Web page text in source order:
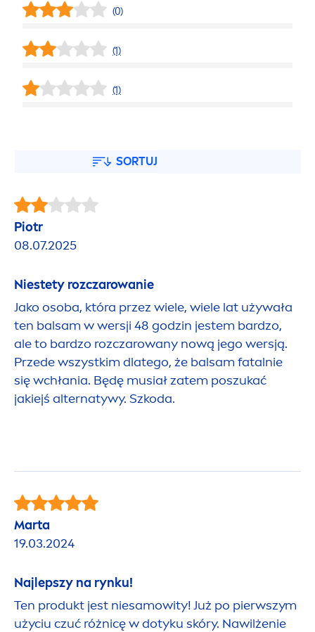
(0)
(1)
(1)
SORTUJ
Piotr
08.07.2025
Niestety rozczarowanie
Jako osoba, która przez wiele, wiele lat używała
ten balsam w wersji 48 godzin jestem bardzo,
ale to bardzo rozczarowany nową jego wersją.
Przede wszystkim dlatego, że balsam fatalnie
się wchłania. Będę musiał zatem poszukać
jakiejś alternatywy. Szkoda.
Marta
19.03.2024
Najlepszy na rynku!
Ten produkt jest niesamowity! Już po pierwszym
użyciu czuć różnicę w dotyku skóry. Nawilżenie